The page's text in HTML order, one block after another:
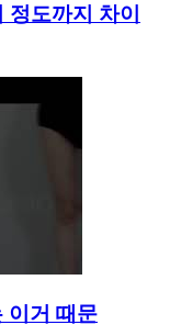
도까지 차이
이거 때문